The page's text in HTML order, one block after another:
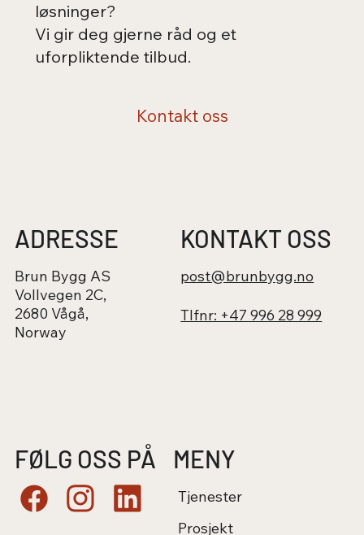
løsninger?
Vi gir deg gjerne råd og et
uforpliktende tilbud.
Kontakt oss
ADRESSE
Brun Bygg AS
Vollvegen 2C,
2680 Vågå,
Norway
KONTAKT OSS
post@brunbygg.no
Tlfnr: +47 996 28 999
FØLG OSS PÅ MENY
Tjenester
Prosjekt